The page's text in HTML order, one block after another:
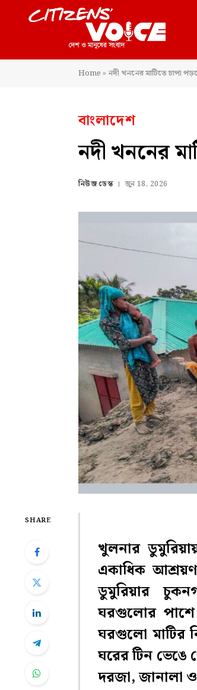
Home»নদী খননের মাটিতে চাপা
বাংলাদেশ
নদী খননের
নিউজ ডেস্ক জুন 18, 2026
SHARE
খুলনার
একাধিক
ডুমুরিয়ার
ঘরগুলোর পাশে
ঘরগুলো মাটির
ঘরের টিন
দরজা, জানালা ও